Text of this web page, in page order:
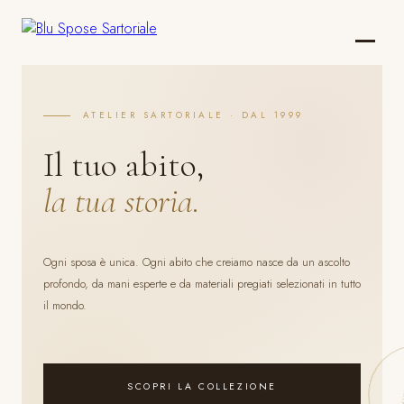
ATELIER SARTORIALE · DAL 1999
Il tuo abito,
la tua storia.
Ogni sposa è unica. Ogni abito che creiamo nasce da un ascolto
profondo, da mani esperte e da materiali pregiati selezionati in tutto
il mondo.
SCOPRI LA COLLEZIONE